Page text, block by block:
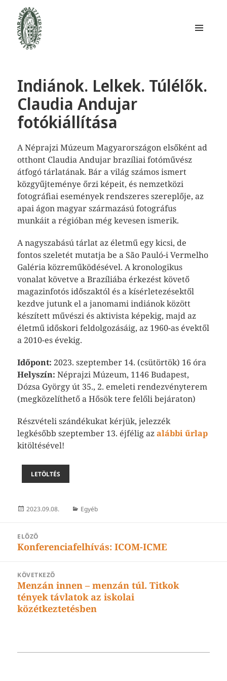
Indiánok. Lelkek. Túlélők.
Claudia Andujar
fotókiállítása
A Néprajzi Múzeum Magyarországon elsőként ad
otthont Claudia Andujar brazíliai fotóművész
átfogó tárlatának. Bár a világ számos ismert
közgyűjteménye őrzi képeit, és nemzetközi
fotográfiai események rendszeres szereplője, az
apai ágon magyar származású fotográfus
munkáit a régióban még kevesen ismerik.
A nagyszabású tárlat az életmű egy kicsi, de
fontos szeletét mutatja be a São Pauló-i Vermelho
Galéria közreműködésével. A kronologikus
vonalat követve a Brazíliába érkezést követő
magazinfotós időszaktól és a kísérletezésektől
kezdve jutunk el a janomami indiánok között
készített művészi és aktivista képekig, majd az
életmű időskori feldolgozásáig, az 1960-as évektől
a 2010-es évekig.
Időpont: 2023. szeptember 14. (csütörtök) 16 óra
Helyszín:Néprajzi Múzeum, 1146 Budapest,
Dózsa György út 35., 2. emeleti rendezvényterem
(megközelíthető a Hősök tere felőli bejáraton)
Részvételi szándékukat kérjük, jelezzék
legkésőbb szeptember 13. éjfélig azalábbi űrlap
kitöltésével!
LETÖLTÉS
Közzétéve
2023.09.08. Kategória
Egyéb
BEJEGYZÉS
NAVIGÁCIÓ
ELŐZŐ
Korábbi
Konferenciafelhívás: ICOM-ICME
KÖVETKEZŐ
Következő
bejegyzések:
Menzán innen – menzán túl. Titkok
tények távlatok az iskolai
közétkeztetésben